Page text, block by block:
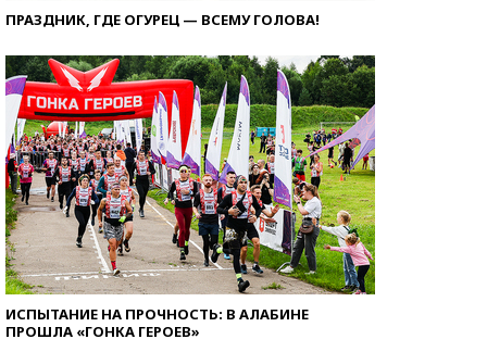
ПРАЗДНИК, ГДЕ ОГУРЕЦ — ВСЕМУ ГОЛОВА!
ИСПЫТАНИЕ НА ПРОЧНОСТЬ: В АЛАБИНЕ
ПРОШЛА «ГОНКА ГЕРОЕВ»